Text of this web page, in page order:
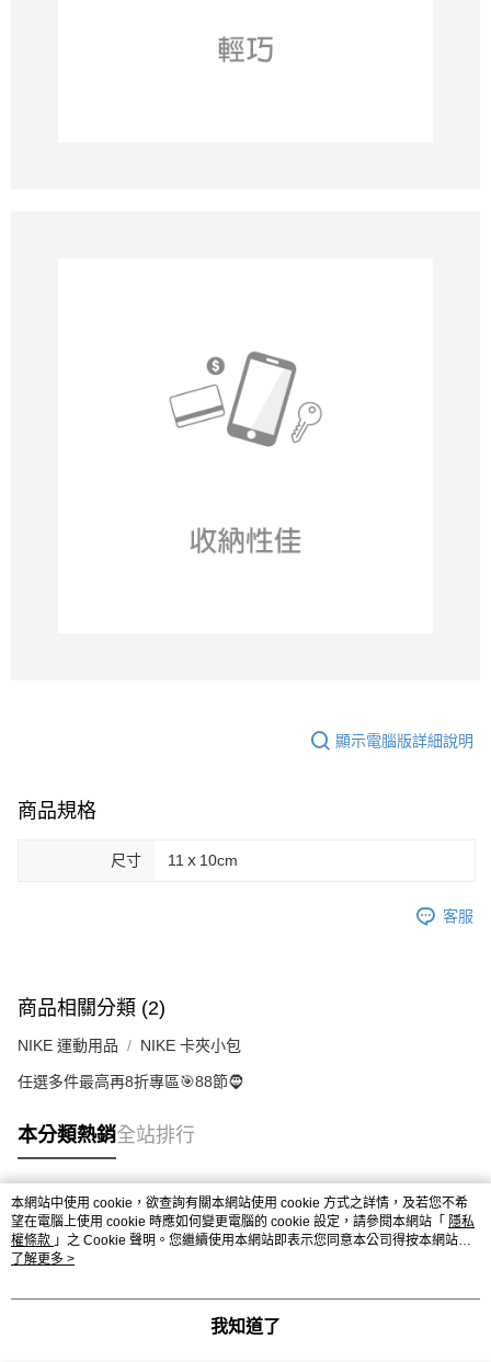
顯示電腦版詳細說明
商品規格
尺寸 11ｘ10cm
客服
商品相關分類 (2)
NIKE 運動用品 NIKE 卡夾小包
任選多件最高再8折專區🎯88節🧔
本分類熱銷全站排行
熱門標籤
本網站中使用 cookie，欲查詢有關本網站使用 cookie 方式之詳情，及若您不希
望在電腦上使用 cookie 時應如何變更電腦的 cookie 設定，請參閱本網站「 隱私
權條款 」之 Cookie 聲明。您繼續使用本網站即表示您同意本公司得按本網站使
用條款之 Cookie 聲明使用 cookie。
了解更多 >
我知道了